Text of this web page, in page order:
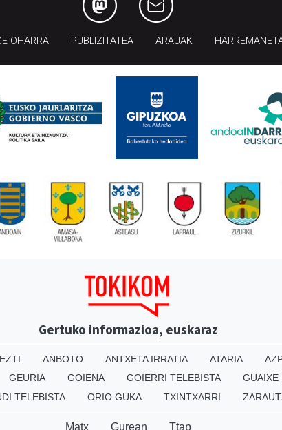
OHARRA PUBLIZITATEA ARAUAK
Gertuko informazioa, euskaraz
ANBOTO ANTXETA IRRATIA ATARIA
GEURIA GOIENA GOIERRI TELEBISTA
GUAIXE
TELEBISTA ORIO GUKA TXINTXARRI
Matx Gurean Ttap